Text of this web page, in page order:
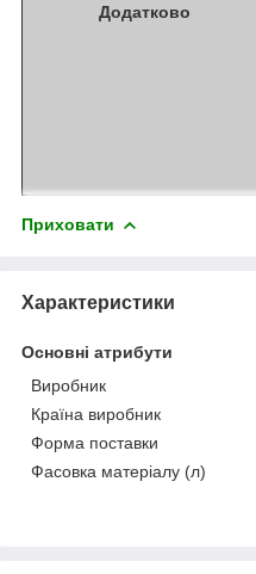
Додатково
Приховати
Характеристики
Основні атрибути
Виробник
Країна виробник
Форма поставки
Фасовка матеріалу (л)